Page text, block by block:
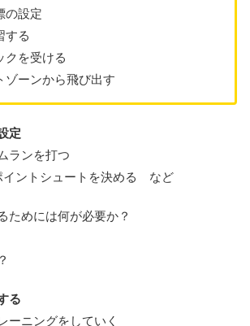
の設定
する
を受ける
ーンから飛び出す
定
ランを打つ
イントシュートを決める など
ためには何が必要か？
る
ーニングをしていく